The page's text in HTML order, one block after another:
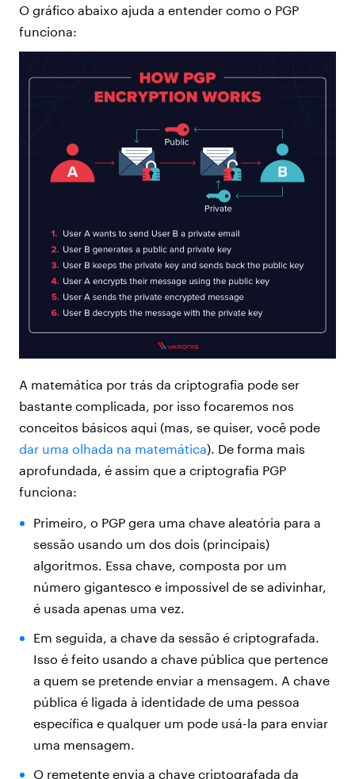
O gráfico abaixo ajuda a entender como o PGP
funciona:
A matemática por trás da criptografia pode ser
bastante complicada, por isso focaremos nos
conceitos básicos aqui (mas, se quiser, você pode
dar uma olhada na matemática). De forma mais
aprofundada, é assim que a criptografia PGP
funciona:
Primeiro, o PGP gera uma chave aleatória para a
sessão usando um dos dois (principais)
algoritmos. Essa chave, composta por um
número gigantesco e impossível de se adivinhar,
é usada apenas uma vez.
Em seguida, a chave da sessão é criptografada.
Isso é feito usando a chave pública que pertence
a quem se pretende enviar a mensagem. A chave
pública é ligada à identidade de uma pessoa
específica e qualquer um pode usá-la para enviar
uma mensagem.
O remetente envia a chave criptografada da